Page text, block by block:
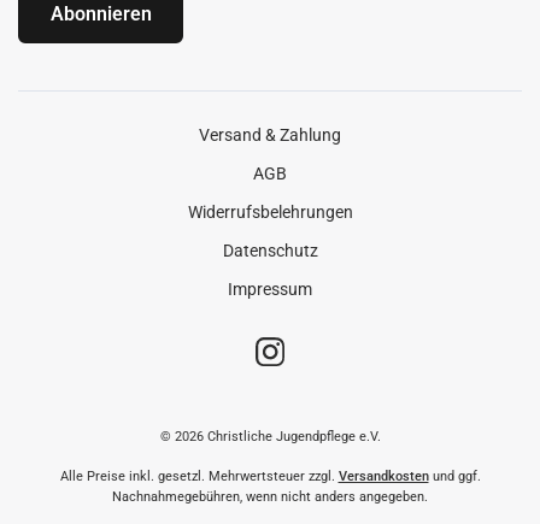
Abonnieren
Versand & Zahlung
AGB
Widerrufsbelehrungen
Datenschutz
Impressum
© 2026 Christliche Jugendpflege e.V.
Alle Preise inkl. gesetzl. Mehrwertsteuer zzgl. Versandkostenund ggf.
Nachnahmegebühren, wenn nicht anders angegeben.